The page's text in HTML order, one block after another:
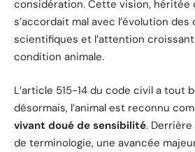
considération. Cette vision, héritée
s’accordait mal avec l’évolution
scientifiques et l’attention
condition animale.
L’article 515-14 du code civil a tout
désormais, l’animal est reconnu
vivant doué de sensibilité.
de terminologie, une avancée